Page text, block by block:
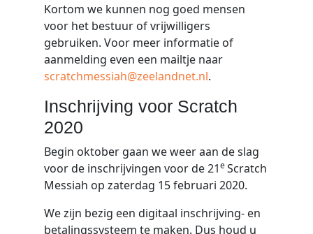
Kortom we kunnen nog goed mensen
voor het bestuur of vrijwilligers
gebruiken. Voor meer informatie of
aanmelding even een mailtje naar
scratchmessiah@zeelandnet.nl.
Inschrijving voor Scratch
2020
Begin oktober gaan we weer aan de slag
voor de inschrijvingen voor de 21eScratch
Messiah op zaterdag 15 februari 2020.
We zijn bezig een digitaal inschrijving- en
betalingssysteem te maken. Dus houd u